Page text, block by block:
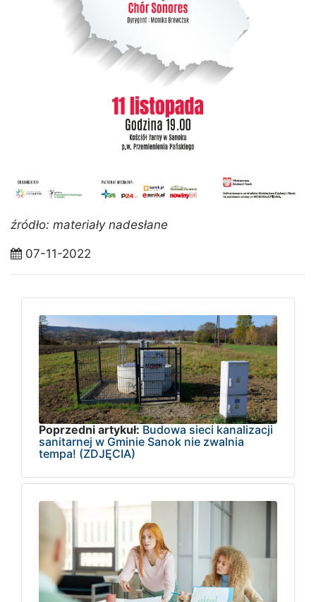
źródło: materiały nadesłane
07-11-2022
Poprzedni artykuł: Budowa sieci kanalizacji
sanitarnej w Gminie Sanok nie zwalnia
tempa! (ZDJĘCIA)